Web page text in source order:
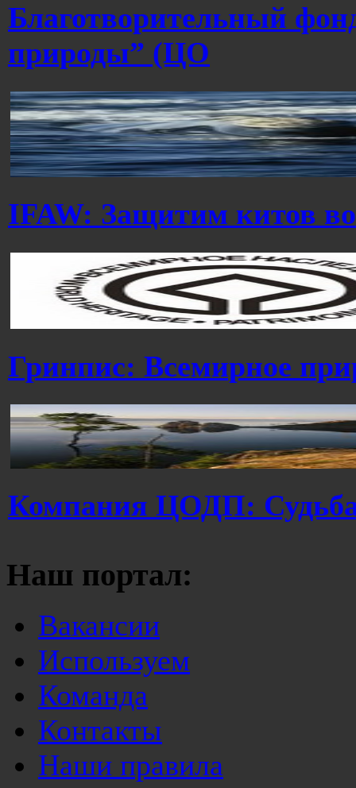
Благотворительный
природы” (ЦО
IFAW: Защитим китов
Гринпис: Всемирное
Компания ЦОДП:
Наш портал:
Вакансии
Используем
Команда
Контакты
Наши правила